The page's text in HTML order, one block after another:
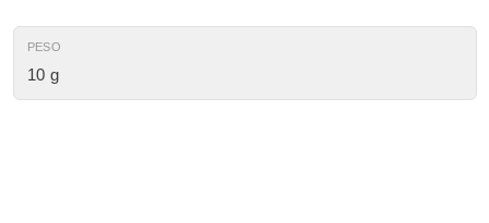
PESO
10 g